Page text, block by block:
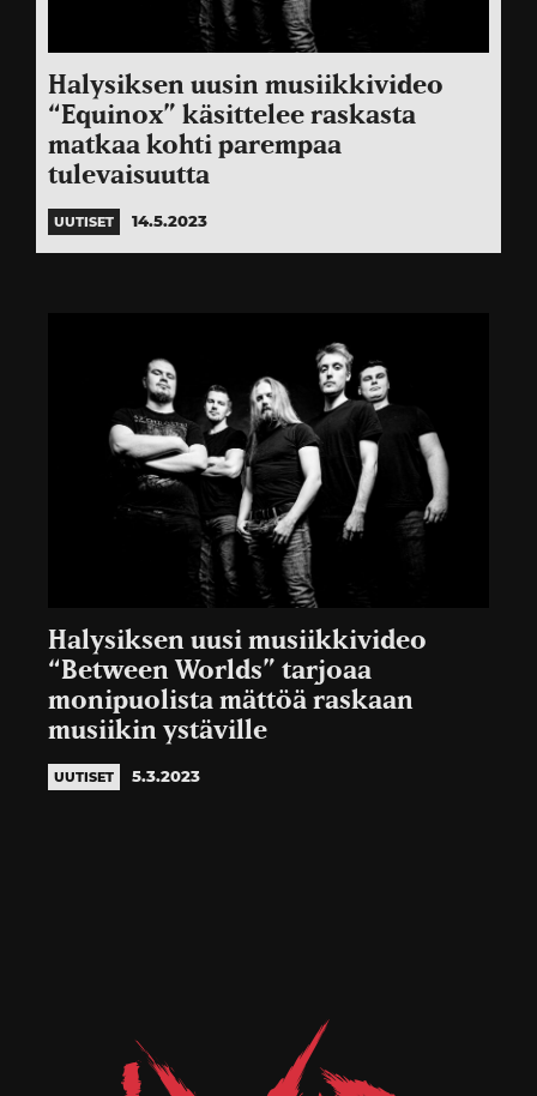
Halysiksen uusin musiikkivideo
“Equinox” käsittelee raskasta
matkaa kohti parempaa
tulevaisuutta
UUTISET 14.5.2023
Halysiksen uusi musiikkivideo
“Between Worlds” tarjoaa
monipuolista mättöä raskaan
musiikin ystäville
UUTISET 5.3.2023